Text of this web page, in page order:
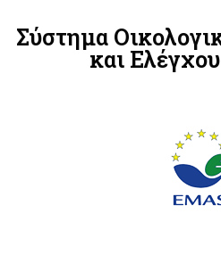
Σύστημα
και